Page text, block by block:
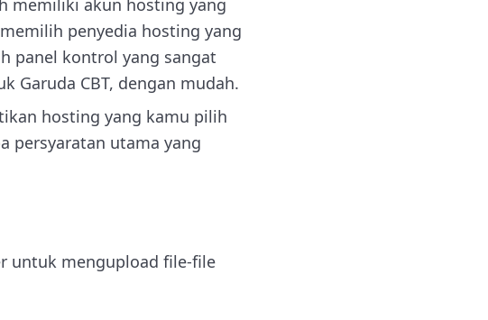
memiliki akun hosting yang
penyedia hosting yang
panel kontrol yang sangat
Garuda CBT, dengan mudah.
hosting yang kamu pilih
persyaratan utama yang
untuk mengupload file-file